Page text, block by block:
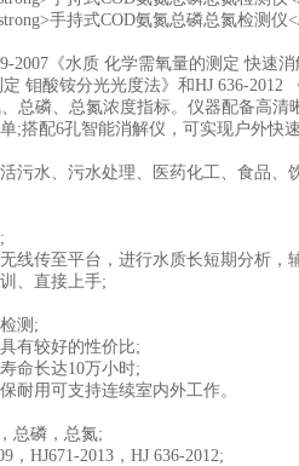
2007《水质 化学需氧量的测定 快速
钼酸铵分光光度法》和HJ 636-
总磷、总氮浓度指标。仪器配备高
;搭配6孔智能消解仪，可实现户外快速
水、污水处理、医药化工、食品、
传至平台，进行水质长短期分析，辅
、直接上手;
测;
有较好的性价比;
长达10万小时;
用可支持连续室内外工作。
总磷，总氮;
HJ671-2013，HJ 636-2012;